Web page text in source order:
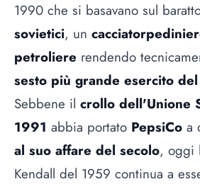
1990 che si basavano sul
sovietici, un
petroliere rendendo
sesto più grande esercito
Sebbene il crollo dell'Unione
1991 abbia portato PepsiCo a
al suo affare del secolo, oggi
Kendall del 1959 continua a